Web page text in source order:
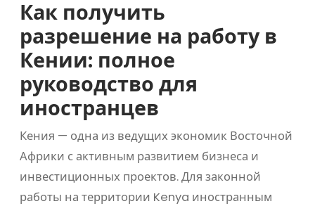
Как получить
разрешение на работу в
Кении: полное
руководство для
иностранцев
Кения — одна из ведущих экономик Восточной
Африки с активным развитием бизнеса и
инвестиционных проектов. Для законной
работы на территории Kenya иностранным